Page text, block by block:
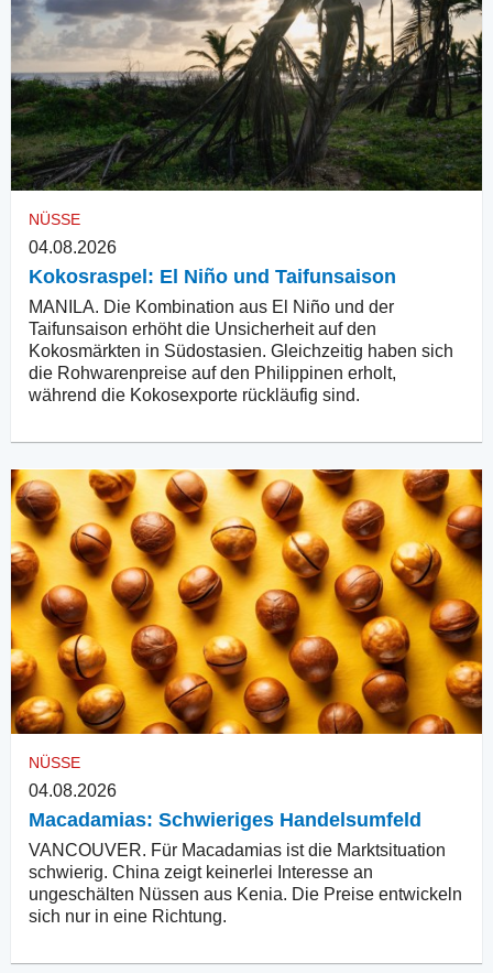
NÜSSE
04.08.2026
Kokosraspel: El Niño und Taifunsaison
MANILA. Die Kombination aus El Niño und der
Taifunsaison erhöht die Unsicherheit auf den
Kokosmärkten in Südostasien. Gleichzeitig haben sich
die Rohwarenpreise auf den Philippinen erholt,
während die Kokosexporte rückläufig sind.
NÜSSE
04.08.2026
Macadamias: Schwieriges Handelsumfeld
VANCOUVER. Für Macadamias ist die Marktsituation
schwierig. China zeigt keinerlei Interesse an
ungeschälten Nüssen aus Kenia. Die Preise entwickeln
sich nur in eine Richtung.